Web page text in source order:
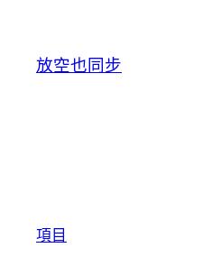
放空也同步
項目